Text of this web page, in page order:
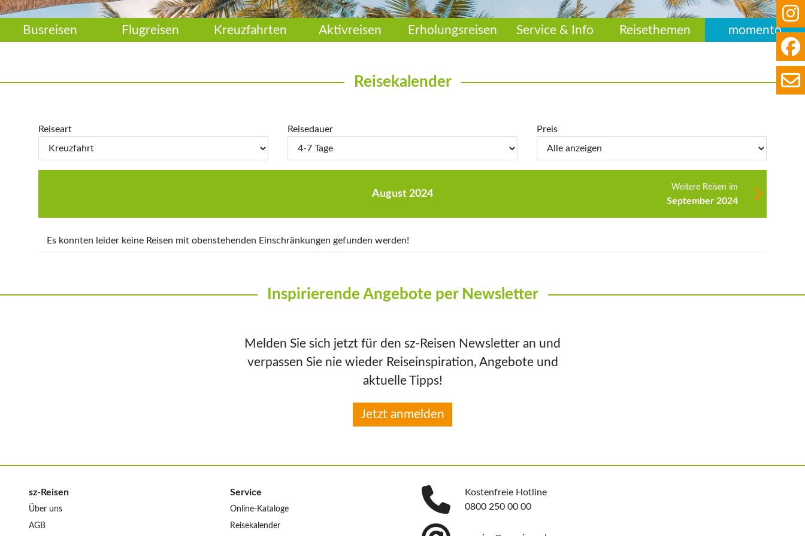
Busreisen Flugreisen Kreuzfahrten Aktivreisen Erholungsreisen Service & Info Reisethemen momento
Reisekalender
Reiseart Reisedauer Preis
August 2024
Weitere Reisen im
September 2024
Es konnten leider keine Reisen mit obenstehenden Einschränkungen gefunden werden!
Inspirierende Angebote per Newsletter
Melden Sie sich jetzt für den sz-Reisen Newsletter an und
verpassen Sie nie wieder Reiseinspiration, Angebote und
aktuelle Tipps!
Jetzt anmelden
sz-Reisen
Über uns
AGB
Service
Online-Kataloge
Reisekalender
Kostenfreie Hotline
0800 250 00 00